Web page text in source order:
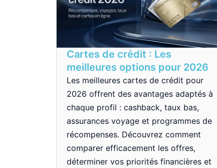
Cartes de crédit : Les
meilleures options pour 2026
Les meilleures cartes de crédit pour
2026 offrent des avantages adaptés à
chaque profil : cashback, taux bas,
assurances voyage et programmes de
récompenses. Découvrez comment
comparer efficacement les offres,
déterminer vos priorités financières et